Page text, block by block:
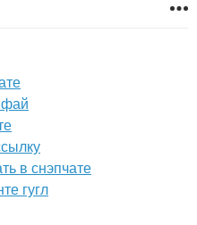
в снэпчате
гугл